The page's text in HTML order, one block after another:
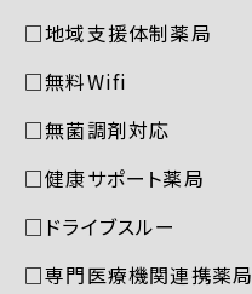
□地域支援体制薬局
□無料Wifi
□無菌調剤対応
□健康サポート薬局
□ドライブスルー
□専門医療機関連携薬局